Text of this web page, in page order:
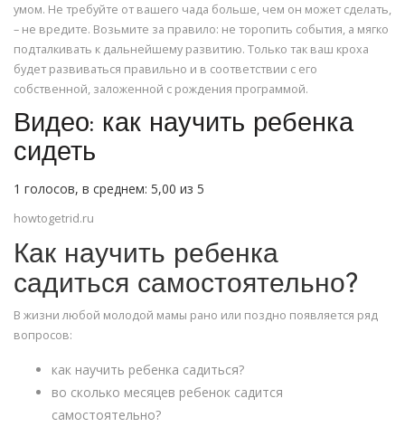
умом. Не требуйте от вашего чада больше, чем он может сделать,
– не вредите. Возьмите за правило: не торопить события, а мягко
подталкивать к дальнейшему развитию. Только так ваш кроха
будет развиваться правильно и в соответствии с его
собственной, заложенной с рождения программой.
Видео: как научить ребенка
сидеть
1 голосов, в среднем: 5,00 из 5
howtogetrid.ru
Как научить ребенка
садиться самостоятельно?
В жизни любой молодой мамы рано или поздно появляется ряд
вопросов:
как научить ребенка садиться?
во сколько месяцев ребенок садится
самостоятельно?